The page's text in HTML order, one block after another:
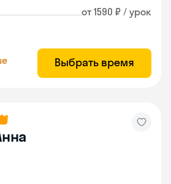
от 1590 ₽ / урок
Выбрать время